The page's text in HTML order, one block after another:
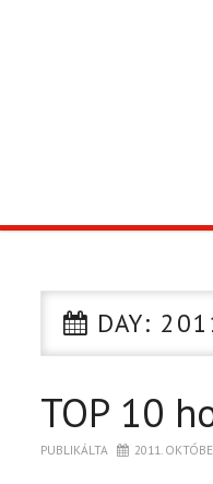
CIKK
PÓLÓ RENDELÉS
DAY:
TOP 10
PUBLIKÁLTA 2011.